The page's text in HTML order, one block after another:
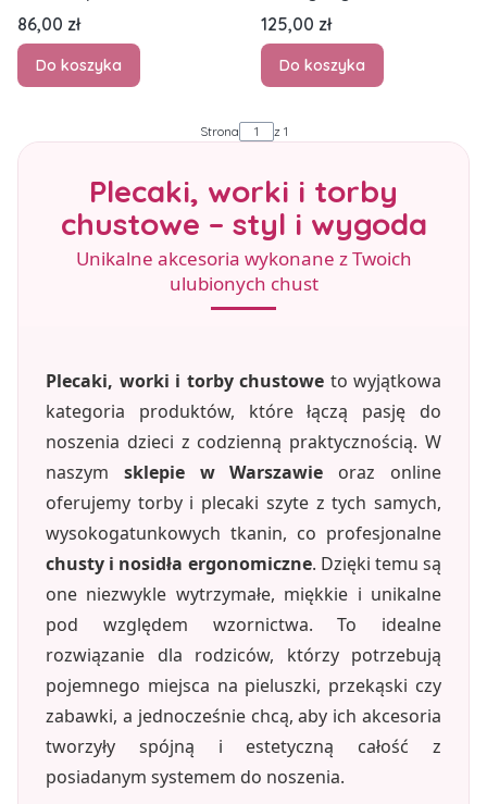
Cena
86,00 zł
Do koszyka
plecak
Cena
125,00 zł
Do koszyka
Strona z 1
Plecaki, worki i torby
chustowe – styl i wygoda
Unikalne akcesoria wykonane z Twoich
ulubionych chust
Plecaki, worki i torby chustowe to wyjątkowa
kategoria produktów, które łączą pasję do
noszenia dzieci z codzienną praktycznością. W
naszym sklepie w Warszawie oraz online
oferujemy torby i plecaki szyte z tych samych,
wysokogatunkowych tkanin, co profesjonalne
chusty i nosidła ergonomiczne. Dzięki temu są
one niezwykle wytrzymałe, miękkie i unikalne
pod względem wzornictwa. To idealne
rozwiązanie dla rodziców, którzy potrzebują
pojemnego miejsca na pieluszki, przekąski czy
zabawki, a jednocześnie chcą, aby ich akcesoria
tworzyły spójną i estetyczną całość z
posiadanym systemem do noszenia.